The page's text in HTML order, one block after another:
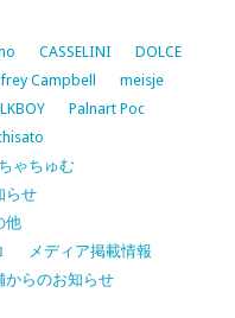
CASSELINI
DOLCE
Campbell
meisje
Palnart Poc
ゃちゅむ
らせ
他
メディア掲載情報
からのお知らせ